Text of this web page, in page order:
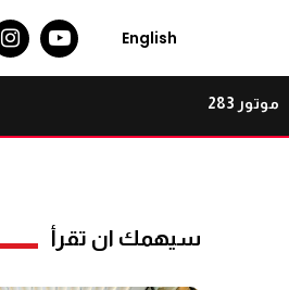
English
موتور 283
سيهمك ان تقرأ